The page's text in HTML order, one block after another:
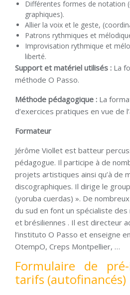
Différentes formes de notation
graphiques).
Allier la voix et le geste,
Patrons rythmiques et
Improvisation rythmique et
liberté.
Support et matériel utilisés : La
méthode O Passo.
Méthode pédagogique : La
d’exercices pratiques en vue de
Formateur
Jérôme Viollet est batteur
pédagogue. Il participe à de
projets artistiques ainsi qu’à de
discographiques. Il dirige le
(yoruba cuerdas) ». De
du sud en font un spécialiste des
et brésiliennes . Il est directeur
l’instituto O Passo et enseigne
OtempO, Creps Montpellier, …
Formulaire de
tarifs (autofinancés)